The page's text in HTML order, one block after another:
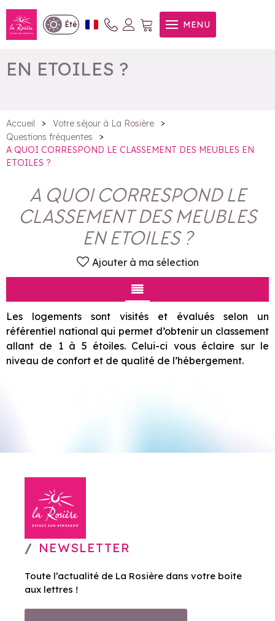
Été MENU
A QUOI CORRESPOND LE
CLASSEMENT DES MEUBLES
EN ETOILES ?
Accueil > Votre séjour à La Rosière
>
Questions fréquentes
>
A QUOI CORRESPOND LE CLASSEMENT DES MEUBLES EN
ETOILES ?
A QUOI CORRESPOND LE
CLASSEMENT DES MEUBLES
EN ETOILES ?
Ajouter à ma sélection
Les logements sont visités et évalués selon un
référentiel national qui permet d’obtenir un classement
allant de 1 à 5 étoiles. Celui-ci vous éclaire sur le
niveau de confort et de qualité de l’hébergement.
NEWSLETTER
Toute l’actualité de La Rosière dans votre boite
aux lettres !